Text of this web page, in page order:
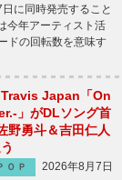
に同時発売すること
年アーティスト活
ドの回転数を意味す
Travis Japan「On
」がDLソング首
勇斗＆吉田仁人
ＯＰ
2026年8月7日